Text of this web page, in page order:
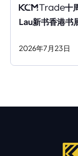
十
Lau新书香港书
2026年7 月 23日